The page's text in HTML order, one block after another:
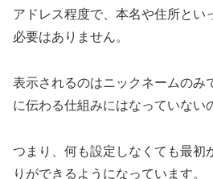
アドレス程度で、本名や住所とい
必要はありません。
表示されるのはニックネームのみ
に伝わる仕組みにはなっていない
つまり、何も設定しなくても最初
りができるようになっています。